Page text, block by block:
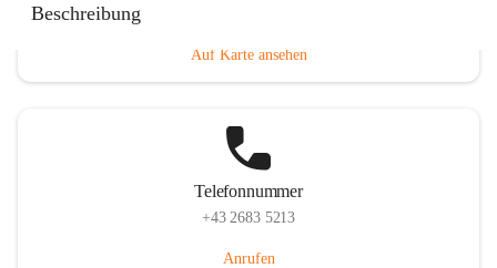
Beschreibung
Auf Karte ansehen
Telefonnummer
+43 2683 5213
Anrufen